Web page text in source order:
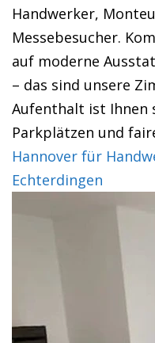
Handwerker,
Messebesucher.
auf moderne
– das sind unsere
Aufenthalt ist Ihnen
Parkplätzen und
Hannover für
Echterdingen